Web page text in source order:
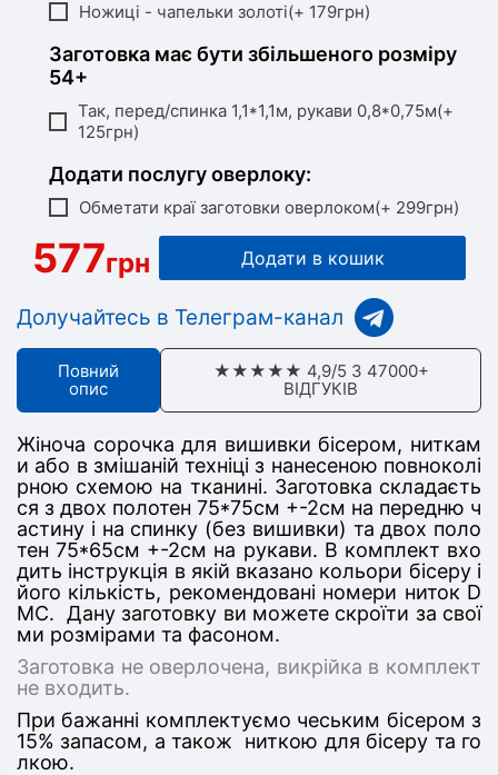
Ножиці - чапельки золоті(+ 179грн)
Заготовка має бути збільшеного розміру
54+
Так, перед/спинка 1,1*1,1м, рукави 0,8*0,75м(+
125грн)
Додати послугу оверлоку:
Обметати краї заготовки оверлоком(+ 299грн)
577грн Додати в кошик
Долучайтесь в Телеграм-канал
Повний
опис
★★★★★ 4,9/5 З 47000+
ВІДГУКІВ
Жіноча сорочка для вишивки бісером, ниткам
и або в змішаній техніці з нанесеною повноколі
рною схемою на тканині. Заготовка складаєть
ся з двох полотен 75*75см +-2см на передню ч
астину і на спинку (без вишивки) та двох поло
тен 75*65см +-2см на рукави. В комплект вхо
дить інструкція в якій вказано кольори бісеру і
його кількість, рекомендовані номери ниток D
MC. Дану заготовку ви можете скроїти за свої
ми розмірами та фасоном.
Заготовка не оверлочена, викрійка в комплект
не входить.
При бажанні комплектуємо чеським бісером з
15% запасом, а також ниткою для бісеру та го
лкою.